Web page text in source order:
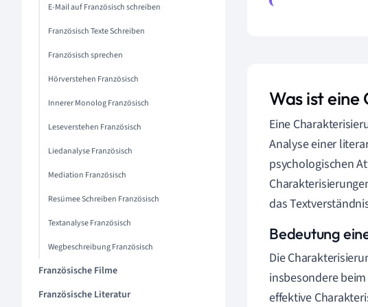
E-Mail auf Französisch schreiben
Französisch Texte Schreiben
Französisch sprechen
Hörverstehen Französisch
Innerer Monolog Französisch
Leseverstehen Französisch
Liedanalyse Französisch
Mediation Französisch
Resümee Schreiben Französisch
Textanalyse Französisch
Wegbeschreibung Französisch
Französische Filme
Französische Literatur
Was ist eine
Eine
Analyse einer
psychologischen
das
Bedeutung
Die
insbesondere
effektive